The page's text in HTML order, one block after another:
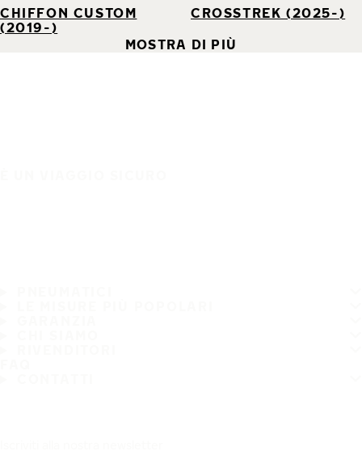
CHIFFON CUSTOM
(2019-)
CROSSTREK (2025-)
MOSTRA DI PIÙ